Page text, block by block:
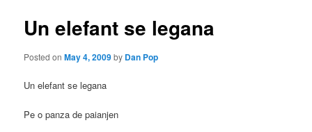
Un elefant se legana
Posted onMay 4, 2009by Dan Pop
Un elefant se legana
Pe o panza de paianjen